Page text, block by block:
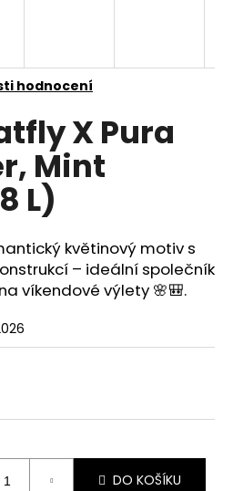
hodnocení
X Pura
Mint
L)
květinový motiv s
– ideální společník
víkendové výlety 🌸🎒.
DO KOŠÍKU